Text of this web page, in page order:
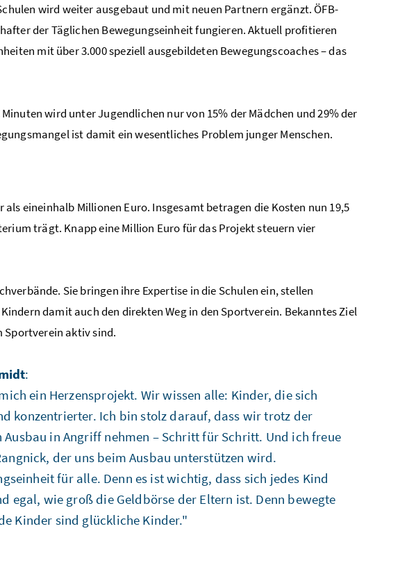
wird weiter ausgebaut und mit neuen Partnern ergänzt. ÖFB-
der Täglichen Bewegungseinheit fungieren. Aktuell profitieren
mit über 3.000 speziell ausgebildeten Bewegungscoaches – das
wird unter Jugendlichen nur von 15% der Mädchen und 29% der
ist damit ein wesentliches Problem junger Menschen.
eineinhalb Millionen Euro. Insgesamt betragen die Kosten nun 19,5
trägt. Knapp eine Million Euro für das Projekt steuern vier
Sie bringen ihre Expertise in die Schulen ein, stellen
damit auch den direkten Weg in den Sportverein. Bekanntes Ziel
Sportverein aktiv sind.
:
ein Herzensprojekt. Wir wissen alle: Kinder, die sich
konzentrierter. Ich bin stolz darauf, dass wir trotz der
in Angriff nehmen – Schritt für Schritt. Und ich freue
der uns beim Ausbau unterstützen wird.
für alle. Denn es ist wichtig, dass sich jedes Kind
egal, wie groß die Geldbörse der Eltern ist. Denn bewegte
Kinder sind glückliche Kinder."